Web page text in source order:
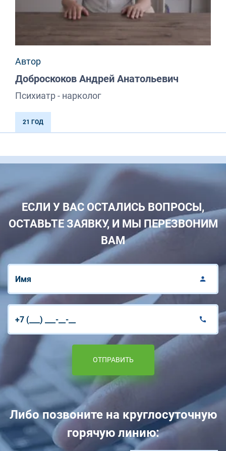
Автор
Доброскоков Андрей Анатольевич
Психиатр - нарколог
21 ГОД
ЕСЛИ У ВАС ОСТАЛИСЬ ВОПРОСЫ,
ОСТАВЬТЕ ЗАЯВКУ, И МЫ ПЕРЕЗВОНИМ
ВАМ
ОТПРАВИТЬ
Либо позвоните на круглосуточную
горячую линию: